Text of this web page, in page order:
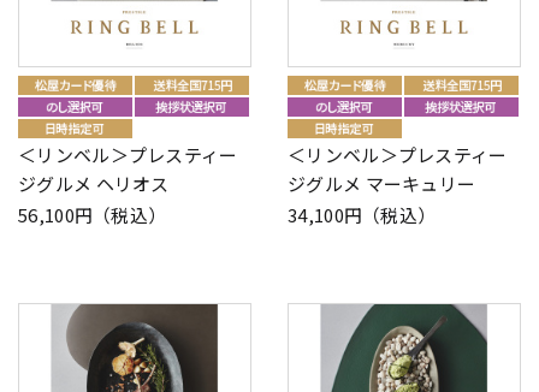
＜リンベル＞プレスティー
ジグルメ ヘリオス
56,100円（税込）
＜リンベル＞プレスティー
ジグルメ マーキュリー
34,100円（税込）